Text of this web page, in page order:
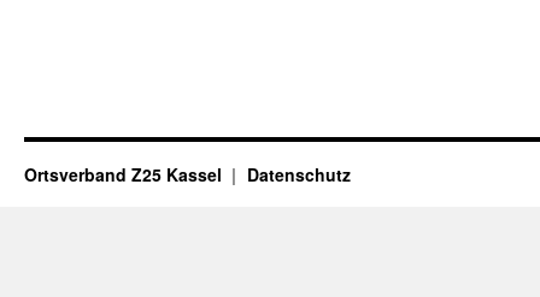
Ortsverband Z25 Kassel Datenschutz